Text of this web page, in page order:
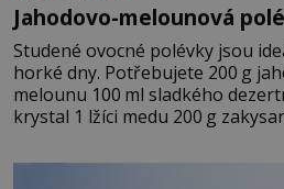
Jahodovo-melounová
Studené ovocné polévky jsou
horké dny. Potřebujete 200 g jahod 600 g žlutého
melounu 100 ml sladkého
krystal 1 lžíci medu 200 g